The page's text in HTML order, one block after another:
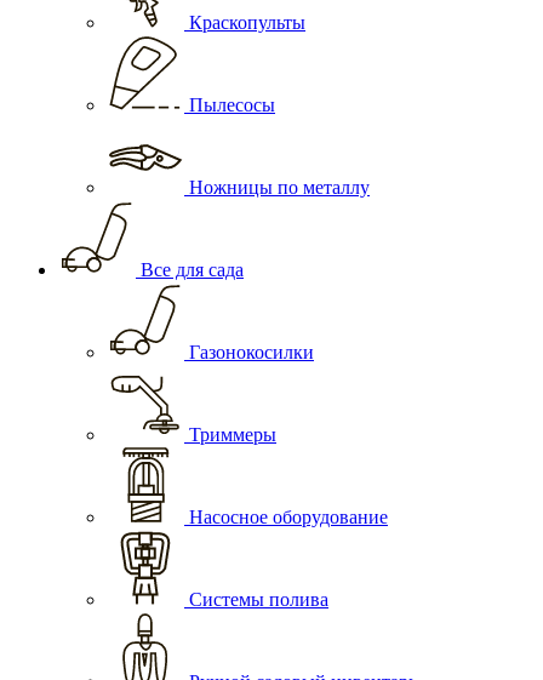
Краскопульты
Пылесосы
Ножницы по металлу
Все для сада
Газонокосилки
Триммеры
Насосное оборудование
Системы полива